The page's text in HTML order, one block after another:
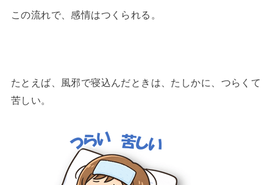
この流れで、感情はつくられる。
たとえば、風邪で寝込んだときは、たしかに、つらくて
苦しい。